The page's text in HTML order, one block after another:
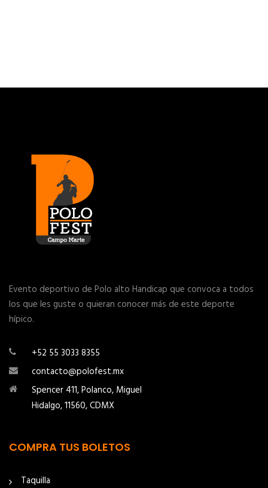
Evento deportivo de Polo alto Handicap que convoca a todos
los que les guste o quieran conocer más de este deporte
hípico.
+52 55 3033 8355
contacto@polofest.mx
Spencer 411, Polanco, Miguel
Hidalgo, 11560, CDMX
COMPRA TUS BOLETOS
Taquilla